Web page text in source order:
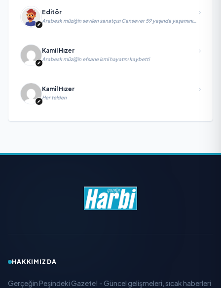
Editör
Arabesk müziğin sevilen sanatçısı Cansever 59 yaşında yaşamını
Kamil Hızer
Arabesk müziğin efsane ismi hayatını kaybetti
Kamil Hızer
Her telden
HAKKIMIZDA
Gerçeğin Peşindeki Gazete! - Güncel gelişmeleri, sıcak haberleri